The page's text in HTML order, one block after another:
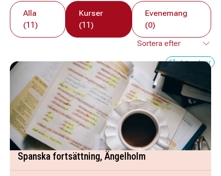
Alla
(11)
Kurser
(11)
Evenemang
(0)
Få platser kvar
Spanska fortsättning, Ängelholm